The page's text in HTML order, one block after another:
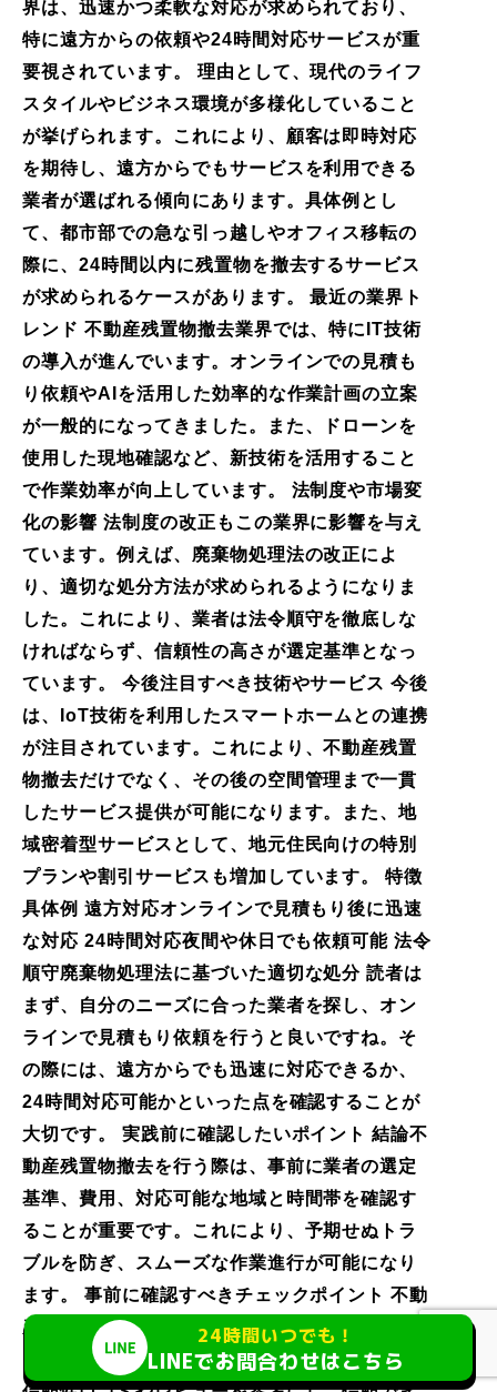
界は、迅速かつ柔軟な対応が求められており、
特に遠方からの依頼や24時間対応サービスが重
要視されています。 理由として、現代のライフ
スタイルやビジネス環境が多様化していること
が挙げられます。これにより、顧客は即時対応
を期待し、遠方からでもサービスを利用できる
業者が選ばれる傾向にあります。具体例とし
て、都市部での急な引っ越しやオフィス移転の
際に、24時間以内に残置物を撤去するサービス
が求められるケースがあります。 最近の業界ト
レンド 不動産残置物撤去業界では、特にIT技術
の導入が進んでいます。オンラインでの見積も
り依頼やAIを活用した効率的な作業計画の立案
が一般的になってきました。また、ドローンを
使用した現地確認など、新技術を活用すること
で作業効率が向上しています。 法制度や市場変
化の影響 法制度の改正もこの業界に影響を与え
ています。例えば、廃棄物処理法の改正によ
り、適切な処分方法が求められるようになりま
した。これにより、業者は法令順守を徹底しな
ければならず、信頼性の高さが選定基準となっ
ています。 今後注目すべき技術やサービス 今後
は、IoT技術を利用したスマートホームとの連携
が注目されています。これにより、不動産残置
物撤去だけでなく、その後の空間管理まで一貫
したサービス提供が可能になります。また、地
域密着型サービスとして、地元住民向けの特別
プランや割引サービスも増加しています。 特徴
具体例 遠方対応オンラインで見積もり後に迅速
な対応 24時間対応夜間や休日でも依頼可能 法令
順守廃棄物処理法に基づいた適切な処分 読者は
まず、自分のニーズに合った業者を探し、オン
ラインで見積もり依頼を行うと良いですね。そ
の際には、遠方からでも迅速に対応できるか、
24時間対応可能かといった点を確認することが
大切です。 実践前に確認したいポイント 結論不
動産残置物撤去を行う際は、事前に業者の選定
基準、費用、対応可能な地域と時間帯を確認す
ることが重要です。これにより、予期せぬトラ
ブルを防ぎ、スムーズな作業進行が可能になり
ます。 事前に確認すべきチェックポイント 不動
産残置物撤去を成功させるためには、以下のポ
イントを確認しておくことが重要です。 業者の
24時間いつでも！
LINEでお問合わせはこちら